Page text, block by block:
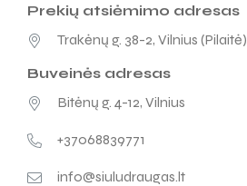
Prekių atsiėmimo adresas
Trakėnų g. 38-2, Vilnius (Pilaitė)
Buveinės adresas
Bitėnų g. 4-12, Vilnius
+37068839771
info@siuludraugas.lt